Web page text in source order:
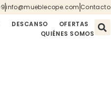
info@mueblecope.com Contacto
DESCANSO
OFERTAS
QUIÉNES SOMOS